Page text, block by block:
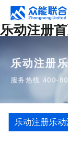
乐动注册
乐动注册
服务热线 400-
乐动注册乐